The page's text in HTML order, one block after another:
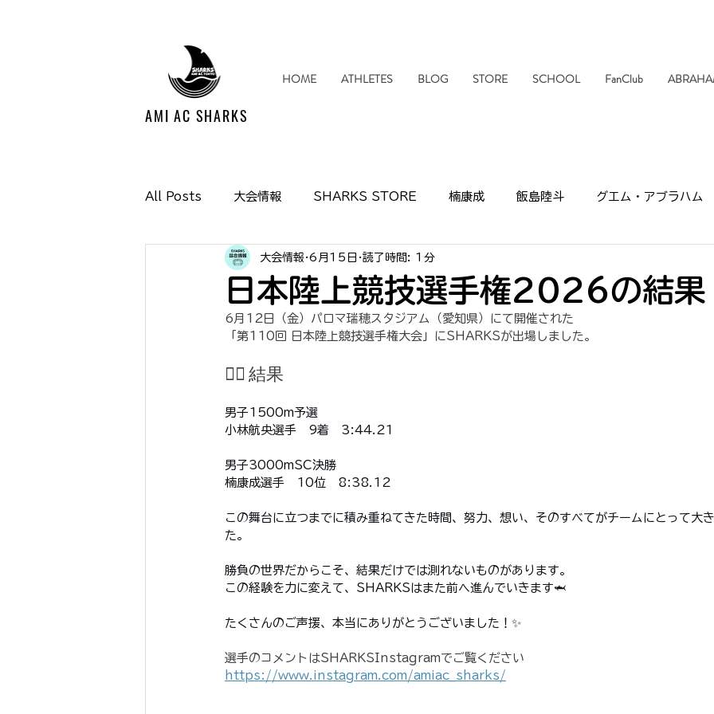
HOME ATHLETES BLOG STORE SCHOOL FanClub
AMI AC SHARKS
All Posts 大会情報 SHARKS STORE 楠康成 飯島陸斗 グエム・アブラハム
Media掲載情報 イベント情報 活動情報
SHARKS SUPPORTERS CLUB 小林航央 濱口直人 市民ランナー
日本陸上競技選手権2026の結果
大会情報 6月15日 読了時間: 1分
6月12日（金）パロマ瑞穂スタジアム（愛知県）にて開催された
「第110回 日本陸上競技選手権大会」にSHARKSが出場しました。
🏃‍♂️ 結果
男子1500m予選
小林航央選手　9着　3:44.21
男子3000mSC決勝
楠康成選手　10位　8:38.12
この舞台に立つまでに積み重ねてきた時間、努力、想い、そのすべてがチームにとって大
た。
勝負の世界だからこそ、結果だけでは測れないものがあります。
この経験を力に変えて、SHARKSはまた前へ進んでいきます🦈
たくさんのご声援、本当にありがとうございました！✨
選手のコメントはSHARKSInstagramでご覧ください
https://www.instagram.com/amiac_sharks/